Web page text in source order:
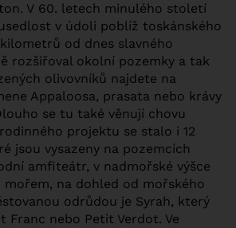
V 60. letech minulého století
v údolí poblíž toskánského
od dnes slavného
rozšiřoval okolní pozemky a tak
olivovníků najdete na
Appaloosa, prasata nebo krávy
se tu také věnují chovu
projektu se stalo i 12
jsou vysazeny na pozemcích
amfiteátr, v nadmořské výšce
mořem, na dohled od mořského
odrůdou je Syrah, který
Franc nebo Petit Verdot. Ve